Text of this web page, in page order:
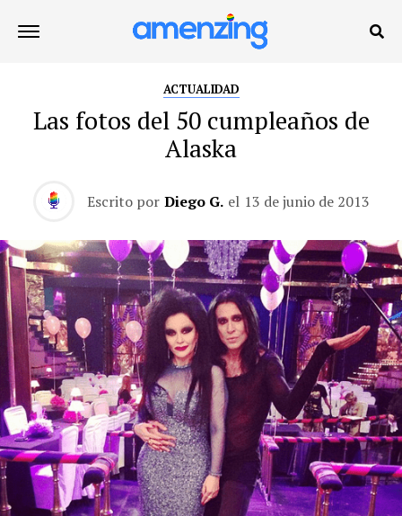
ACTUALIDAD
Las fotos del 50 cumpleaños de
Alaska
Escrito por Diego G. el 13 de junio de 2013